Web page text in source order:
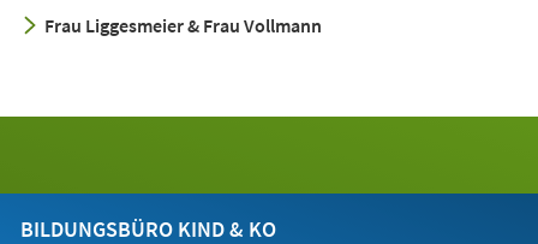
Frau Liggesmeier & Frau Vollmann
BILDUNGSBÜRO KIND & KO